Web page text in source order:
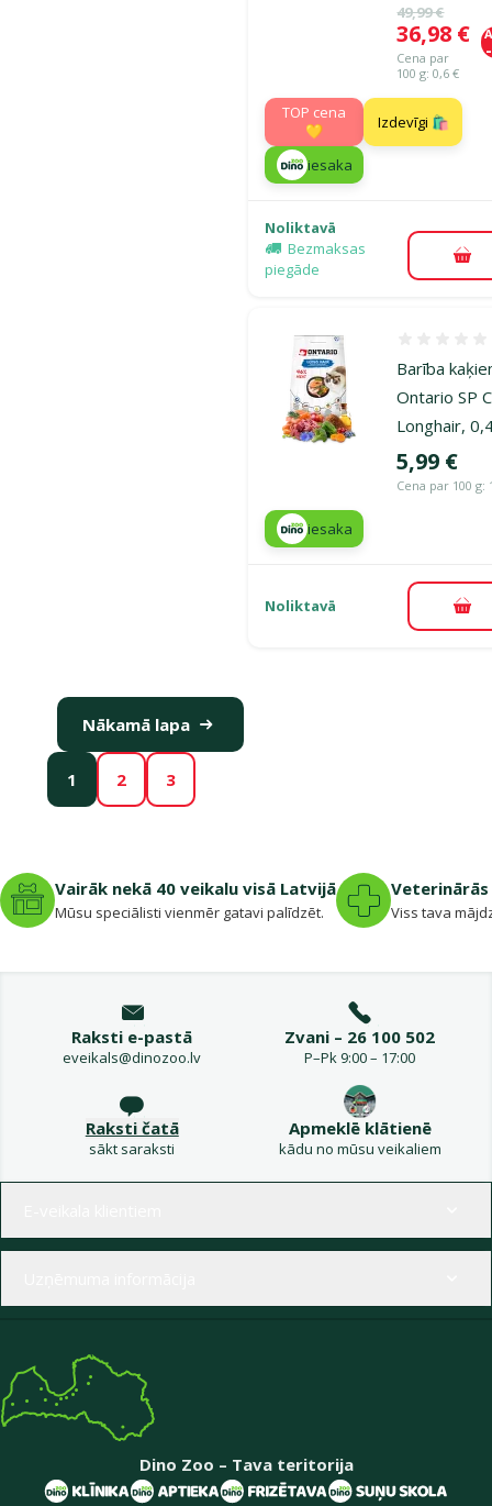
Oriģinālā
49,99 €
Cena
36,98 €
Cena par
100 g: 0,6 €
TOP cena
💛
Izdevīgi 🛍️
iesaka
Noliktavā
Bezmaksas
piegāde
Barība
Ontario SP
Longhair,
Cena
5,99 €
Cena par 100 g:
iesaka
Noliktavā
1 2 3
Nākamā lapa
Vairāk nekā 40 veikalu visā Latvijā
Mūsu speciālisti vienmēr gatavi palīdzēt. Viss tava
Raksti e-pastā
eveikals@dinozoo.lv
Zvani – 26 100 502
P–Pk 9:00 – 17:00
Raksti čatā
sākt saraksti
Apmeklē klātienē
kādu no mūsu veikaliem
Dino Zoo – Tava teritorija